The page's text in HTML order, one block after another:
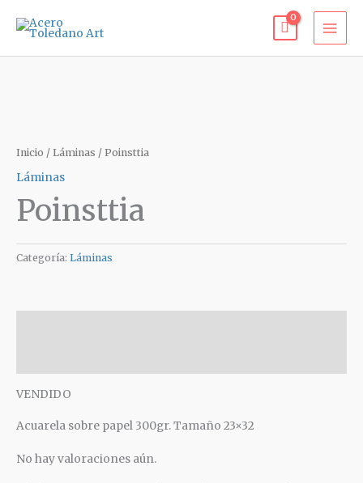
Inicio / Láminas / Poinsttia
Láminas
Poinsttia
Categoría: Láminas
VENDIDO
Acuarela sobre papel 300gr. Tamaño 23×32
No hay valoraciones aún.